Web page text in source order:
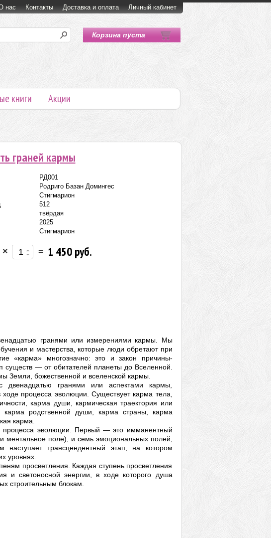
нас Контакты Доставка и оплата Личный кабинет
Корзина пуста
книги Акции
граней кармы
РД001
Родриго Базан Домингес
Стигмарион
512
твёрдая
2025
Стигмарион
× = 1 450 руб.
гранями или измерениями кармы. Мы
и мастерства, которые люди обретают при
«карма» многозначно: это и закон причины-
существ — от обитателей планеты до Вселенной.
Земли, божественной и вселенской кармы.
гранями или аспектами кармы,
процесса эволюции. Существует карма тела,
карма души, кармическая траектория или
родственной души, карма страны, карма
карма.
процесса эволюции. Первый — это имманентный
ментальное поле), и семь эмоциональных полей,
трансцендентный этап, на котором
уровнях.
просветления. Каждая ступень просветления
и светоносной энергии, в ходе которого душа
строительным блокам.